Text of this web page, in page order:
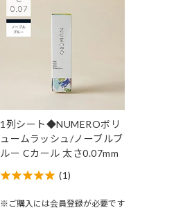
1列シート◆NUMEROボリ
ュームラッシュ/ノーブルブ
ルー Cカール 太さ0.07mm
(1)
※ご購入には会員登録が必要です